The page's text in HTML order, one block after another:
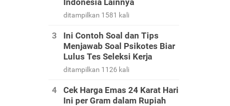
Indonesia Lainnya
ditampilkan 1581 kali
Ini Contoh Soal dan Tips
Menjawab Soal Psikotes Biar
Lulus Tes Seleksi Kerja
ditampilkan 1126 kali
Cek Harga Emas 24 Karat Hari
Ini per Gram dalam Rupiah